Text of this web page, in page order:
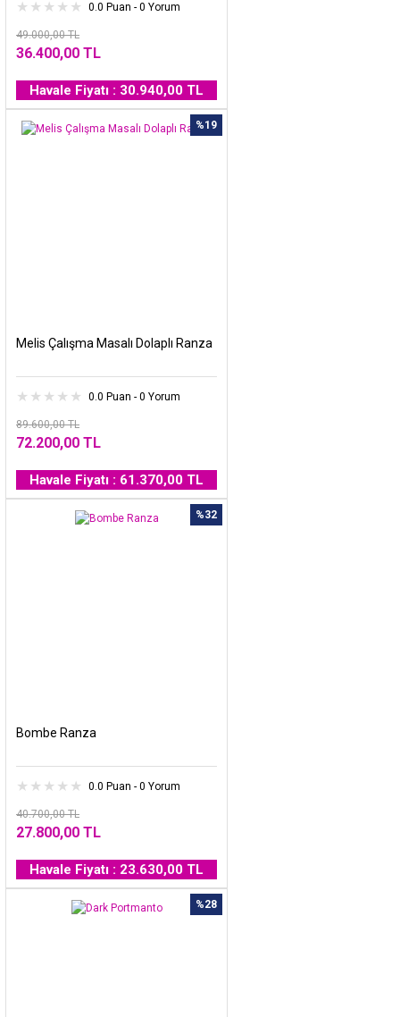
0.0 Puan - 0 Yorum
49.000,00 TL
36.400,00 TL
Havale Fiyatı : 30.940,00 TL
%19
Melis Çalışma Masalı Dolaplı Ranza
0.0 Puan - 0 Yorum
89.600,00 TL
72.200,00 TL
Havale Fiyatı : 61.370,00 TL
%32
Bombe Ranza
0.0 Puan - 0 Yorum
40.700,00 TL
27.800,00 TL
Havale Fiyatı : 23.630,00 TL
%28